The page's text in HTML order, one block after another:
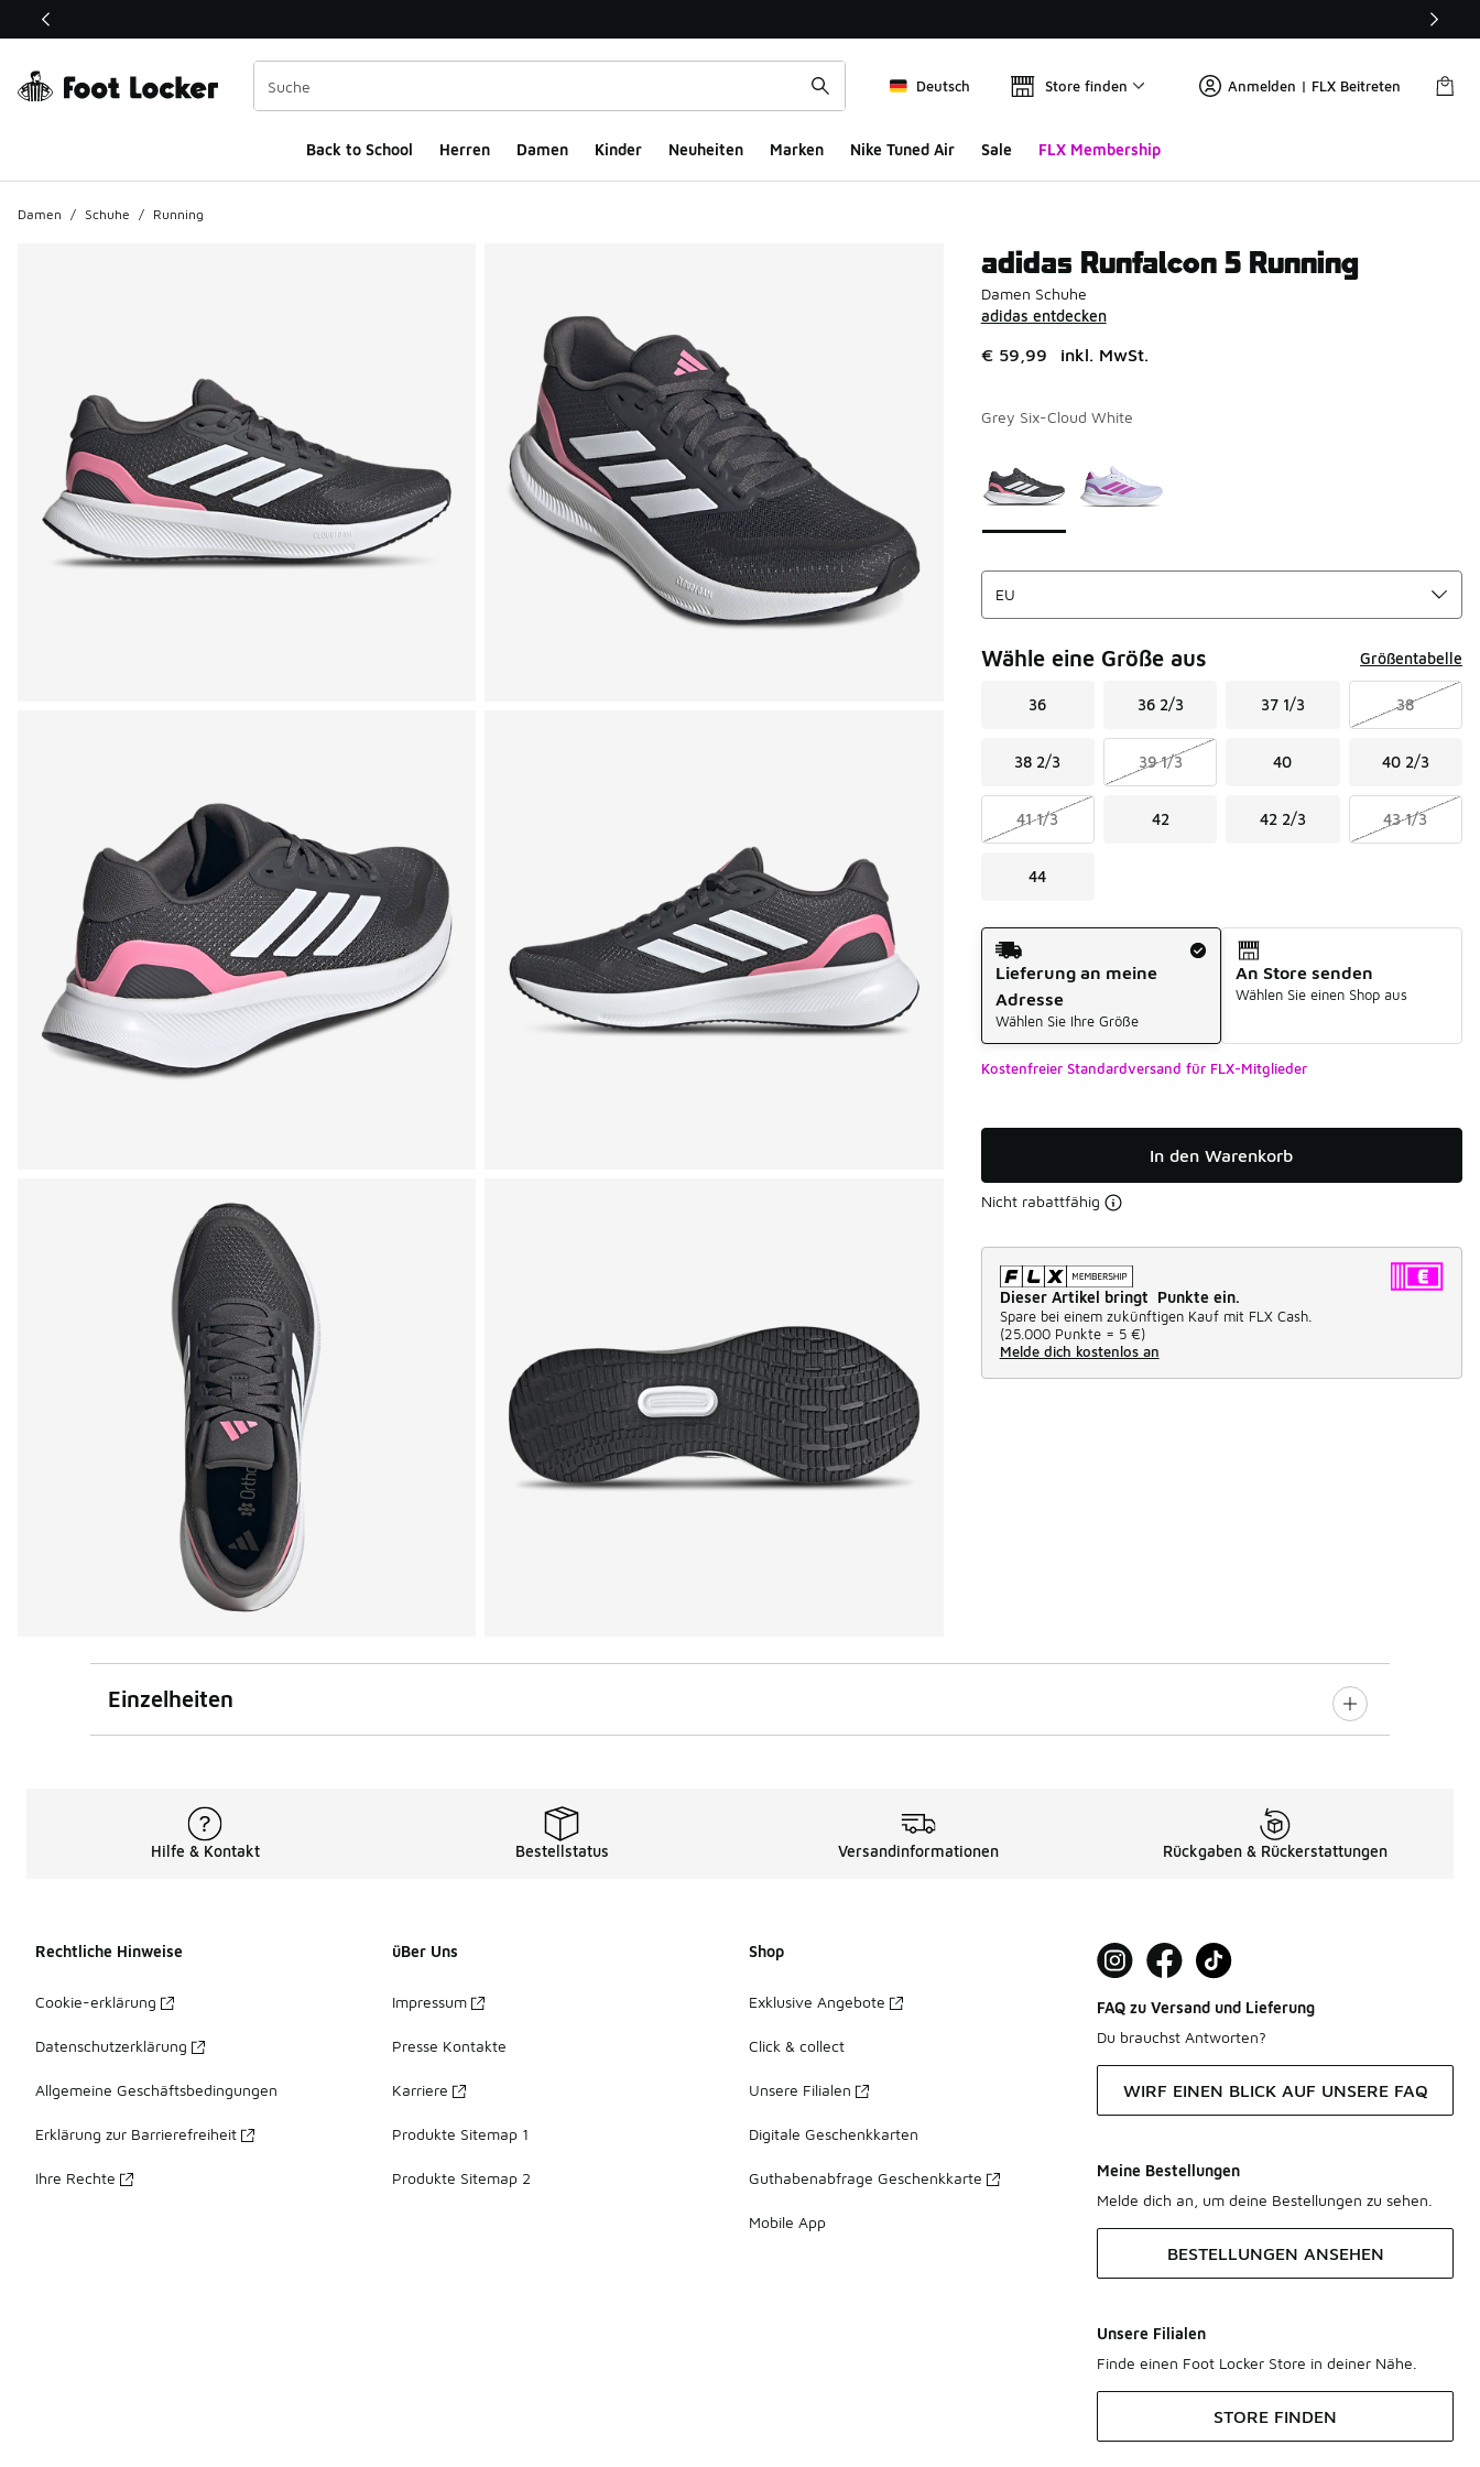
Dieser Link öffnet sich in einem neuen Fenster
Deutsch Store finden Anmelden | FLX Beitreten
Back to School Herren Damen Kinder Neuheiten Marken Nike Tuned Air Sale FLX Membership
Damen / Schuhe / Running
adidas Runfalcon 5 Running
Damen Schuhe
adidas entdecken
€ 59,99 inkl. MwSt.
Grey Six-Cloud White
Wähle eine Größe aus Größentabelle
36 36 2/3 37 1/3 38
38 2/3 39 1/3 40 40 2/3
41 1/3 42 42 2/3 43 1/3
44
Versandart
Lieferung an meine
Adresse
Wählen Sie Ihre Größe
An Store senden
Wählen Sie einen Shop aus
Kostenfreier Standardversand für FLX-Mitglieder
In den Warenkorb
Nicht rabattfähig
Dieser Artikel bringt Punkte ein.
Spare bei einem zukünftigen Kauf mit FLX Cash.
(25.000 Punkte = 5 €)
Melde dich kostenlos an
Einzelheiten
Hilfe & Kontakt Bestellstatus Versandinformationen Rückgaben & Rückerstattungen
Rechtliche Hinweise
Cookie-erklärung
Datenschutzerklärung
Allgemeine Geschäftsbedingungen
Erklärung zur Barrierefreiheit
Ihre Rechte
üBer Uns
Impressum
Presse Kontakte
Karriere
Produkte Sitemap 1
Produkte Sitemap 2
Shop
Exklusive Angebote
Click & collect
Unsere Filialen
Digitale Geschenkkarten
Guthabenabfrage Geschenkkarte
Mobile App
FAQ zu Versand und Lieferung
Du brauchst Antworten?
WIRF EINEN BLICK AUF UNSERE FAQ
Meine Bestellungen
Melde dich an, um deine Bestellungen zu sehen.
BESTELLUNGEN ANSEHEN
Unsere Filialen
Finde einen Foot Locker Store in deiner Nähe.
STORE FINDEN